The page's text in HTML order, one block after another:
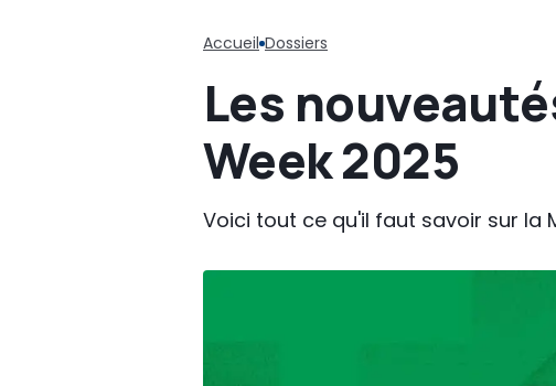
Accueil Dossiers
Les
Week 2025
Voici tout ce qu'il faut savoir sur la